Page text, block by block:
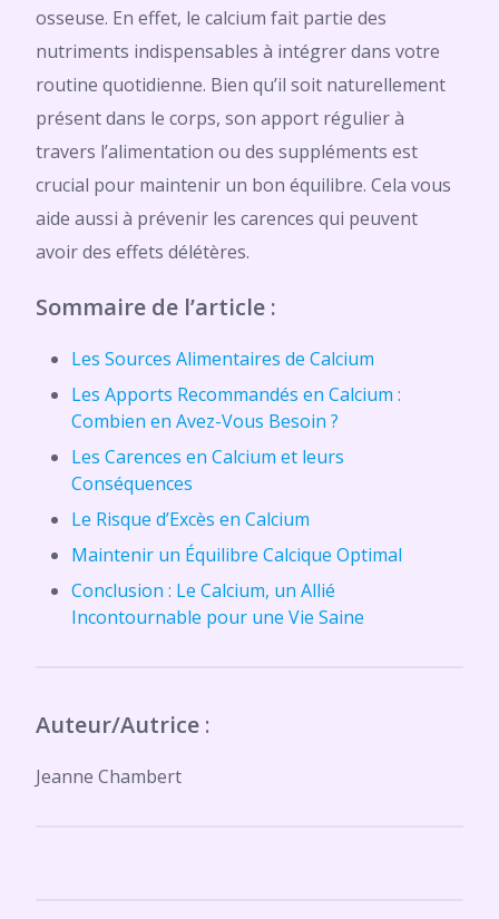
osseuse. En effet, le calcium fait partie des
nutriments indispensables à intégrer dans votre
routine quotidienne. Bien qu’il soit naturellement
présent dans le corps, son apport régulier à
travers l’alimentation ou des suppléments est
crucial pour maintenir un bon équilibre. Cela vous
aide aussi à prévenir les carences qui peuvent
avoir des effets délétères.
Sommaire de l’article :
Les Sources Alimentaires de Calcium
Les Apports Recommandés en Calcium :
Combien en Avez-Vous Besoin ?
Les Carences en Calcium et leurs
Conséquences
Le Risque d’Excès en Calcium
Maintenir un Équilibre Calcique Optimal
Conclusion : Le Calcium, un Allié
Incontournable pour une Vie Saine
Auteur/Autrice :
Jeanne Chambert